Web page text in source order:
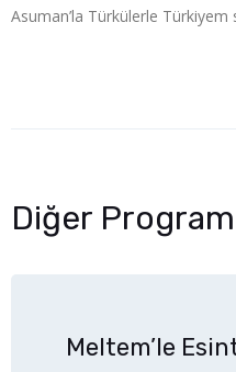
Asuman’la Türkülerle Türkiyem
Diğer
Meltem’le